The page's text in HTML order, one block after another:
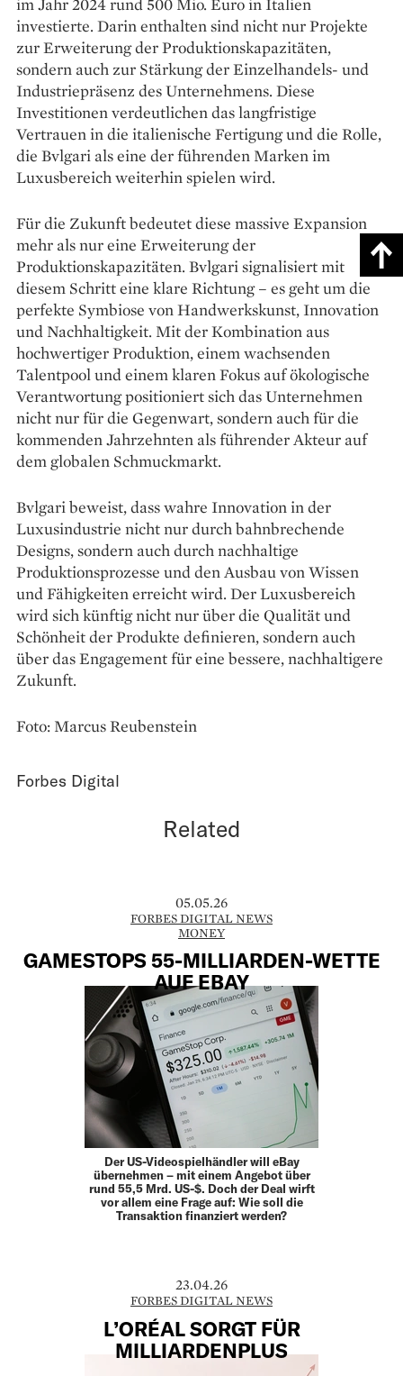
investierte. Darin enthalten sind nicht nur Projekte
zur Erweiterung der Produktionskapazitäten,
sondern auch zur Stärkung der Einzelhandels- und
Industriepräsenz des Unternehmens. Diese
Investitionen verdeutlichen das langfristige
Vertrauen in die italienische Fertigung und die Rolle,
die Bvlgari als eine der führenden Marken im
Luxusbereich weiterhin spielen wird.
Für die Zukunft bedeutet diese massive Expansion
mehr als nur eine Erweiterung der
Produktionskapazitäten. Bvlgari signalisiert mit
diesem Schritt eine klare Richtung – es geht um die
perfekte Symbiose von Handwerkskunst, Innovation
und Nachhaltigkeit. Mit der Kombination aus
hochwertiger Produktion, einem wachsenden
Talentpool und einem klaren Fokus auf ökologische
Verantwortung positioniert sich das Unternehmen
nicht nur für die Gegenwart, sondern auch für die
kommenden Jahrzehnten als führender Akteur auf
dem globalen Schmuckmarkt.
Bvlgari beweist, dass wahre Innovation in der
Luxusindustrie nicht nur durch bahnbrechende
Designs, sondern auch durch nachhaltige
Produktionsprozesse und den Ausbau von Wissen
und Fähigkeiten erreicht wird. Der Luxusbereich
wird sich künftig nicht nur über die Qualität und
Schönheit der Produkte definieren, sondern auch
über das Engagement für eine bessere, nachhaltigere
Zukunft.
Foto: Marcus Reubenstein
Forbes Digital
Related
05.05.26
FORBES DIGITAL NEWS
MONEY
GAMESTOPS 55-MILLIARDEN-WETTE
AUF EBAY
Der US-Videospielhändler will eBay
übernehmen – mit einem Angebot über
rund 55,5 Mrd. US-$. Doch der Deal wirft
vor allem eine Frage auf: Wie soll die
Transaktion finanziert werden?
23.04.26
FORBES DIGITAL NEWS
L’ORÉAL SORGT FÜR
MILLIARDENPLUS